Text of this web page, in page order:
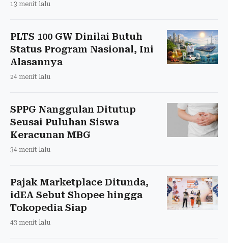
13 menit lalu
PLTS 100 GW Dinilai Butuh
Status Program Nasional, Ini
Alasannya
24 menit lalu
SPPG Nanggulan Ditutup
Seusai Puluhan Siswa
Keracunan MBG
34 menit lalu
Pajak Marketplace Ditunda,
idEA Sebut Shopee hingga
Tokopedia Siap
43 menit lalu